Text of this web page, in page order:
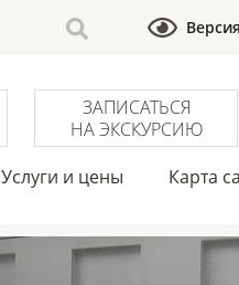
ЗАПИСАТЬСЯ
НА ЭКСКУРСИЮ
Услуги и цены Карта